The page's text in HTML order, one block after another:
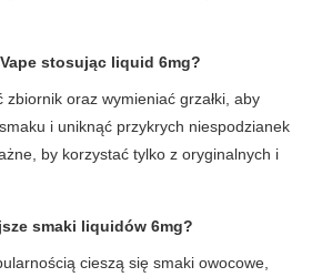
Vape stosując liquid 6mg?
oraz wymieniać grzałki, aby
i uniknąć przykrych niespodzianek
by korzystać tylko z oryginalnych i
smaki liquidów 6mg?
cieszą się smaki owocowe,